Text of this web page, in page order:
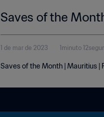
Saves of the
1 de mar de 2023 1minuto
Saves of the Month | Mauritius |